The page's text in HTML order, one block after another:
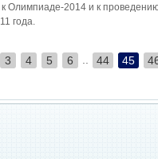
к Олимпиаде-2014 и к
года.
3 4 5 6 44 45